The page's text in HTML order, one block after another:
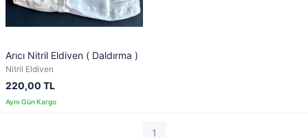
Arıcı Nitril Eldiven ( Daldırma )
Nitril Eldiven
220,00 TL
1